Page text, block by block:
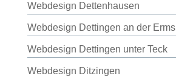
Webdesign Dettenhausen
Webdesign Dettingen an der Erms
Webdesign Dettingen unter Teck
Webdesign Ditzingen